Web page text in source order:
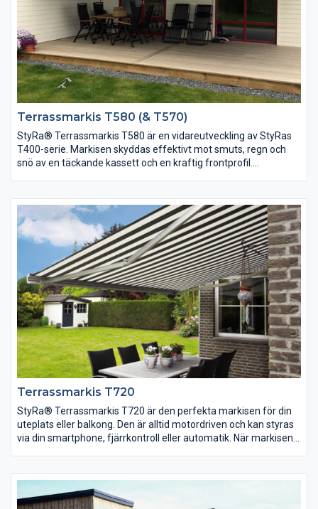
Terrassmarkis T580 (& T570)
StyRa® Terrassmarkis T580 är en vidareutveckling av StyRas
T400-serie. Markisen skyddas effektivt mot smuts, regn och
snö av en täckande kassett och en kraftig frontprofil.
Profilfärger finns i vitt, grått och svart. StyRa® Terrassmarkis
T570 är samma som T580, men utan täckande bottenplåt.
(dukröret är alltså synligt underifrån)
Terrassmarkis T720
StyRa® Terrassmarkis T720 är den perfekta markisen för din
uteplats eller balkong. Den är alltid motordriven och kan styras
via din smartphone, fjärrkontroll eller automatik. När markisen
belysning i armarna för att fortsätta en härlig kväll under
markisen.